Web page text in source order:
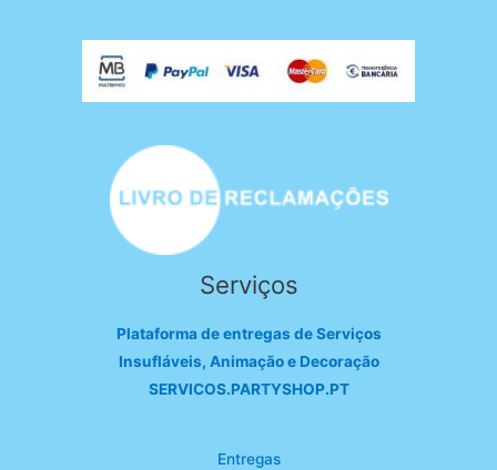
Serviços
Plataforma de entregas de Serviços
Insufláveis, Animação e Decoração
SERVICOS.PARTYSHOP.PT
Entregas